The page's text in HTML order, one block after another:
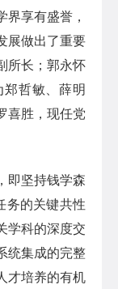
界享有盛誉，
展做出了重要
所长；郭永怀
哲敏、薛明
喜胜，现任党
坚持钱学森
务的关键共性
学科的深度交
统集成的完整
才培养的有机